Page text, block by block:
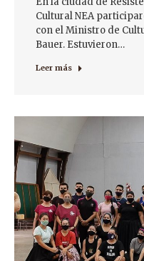
Cultural NEA
con el Ministro de
Bauer. Estuvieron…
Leer más